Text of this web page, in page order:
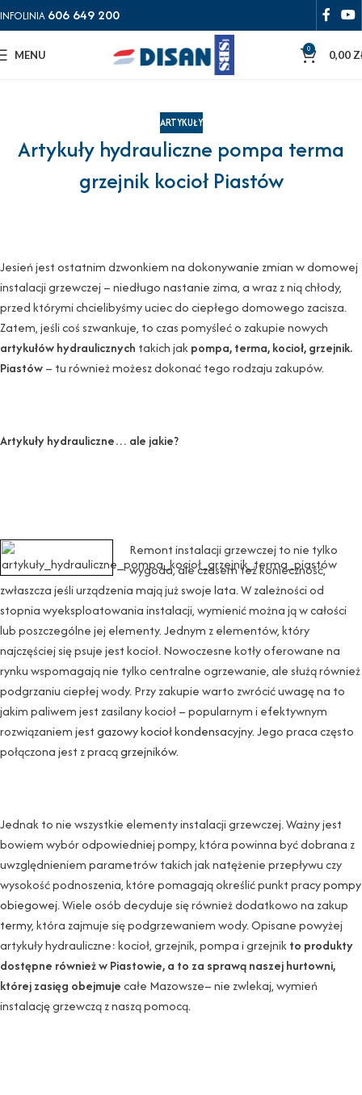
INFOLINIA 606 649 200
MENU 0 0,00
ARTYKUŁY
Artykuły hydrauliczne pompa terma
grzejnik kocioł Piastów
Jesień jest ostatnim dzwonkiem na dokonywanie zmian w domowej
instalacji grzewczej – niedługo nastanie zima, a wraz z nią chłody,
przed którymi chcielibyśmy uciec do ciepłego domowego zacisza.
Zatem, jeśli coś szwankuje, to czas pomyśleć o zakupie nowych
artykułów hydraulicznych takich jakpompa, terma, kocioł, grzejnik.
Piastów– tu również możesz dokonać tego rodzaju zakupów.
Artykuły hydrauliczne… ale jakie?
Remont instalacji grzewczej to nie tylko
wygoda, ale czasem też konieczność,
zwłaszcza jeśli urządzenia mają już swoje lata. W zależności od
stopnia wyeksploatowania instalacji, wymienić można ją w całości
lub poszczególne jej elementy. Jednym z elementów, który
najczęściej się psuje jest kocioł. Nowoczesne kotły oferowane na
rynku wspomagają nie tylko centralne ogrzewanie, ale służą również
podgrzaniu ciepłej wody. Przy zakupie warto zwrócić uwagę na to
jakim paliwem jest zasilany kocioł – popularnym i efektywnym
rozwiązaniem jestgazowy kocioł kondensacyjny. Jego praca często
połączona jest z pracągrzejników.
Jednak to nie wszystkie elementy instalacji grzewczej. Ważny jest
bowiem wybór odpowiedniej pompy, która powinna być dobrana z
uwzględnieniem parametrów takich jak natężenie przepływu czy
wysokość podnoszenia, które pomagają określić punkt pracypompy
obiegowej. Wiele osób decyduje się również dodatkowo na zakup
termy, która zajmuje się podgrzewaniem wody. Opisane powyżej
artykuły hydrauliczne: kocioł, grzejnik, pompa i grzejnikto produkty
dostępne również w Piastowie, a to za sprawą naszej hurtowni,
której zasięg obejmujecałe Mazowsze– nie zwlekaj, wymień
instalację grzewczą z naszą pomocą.